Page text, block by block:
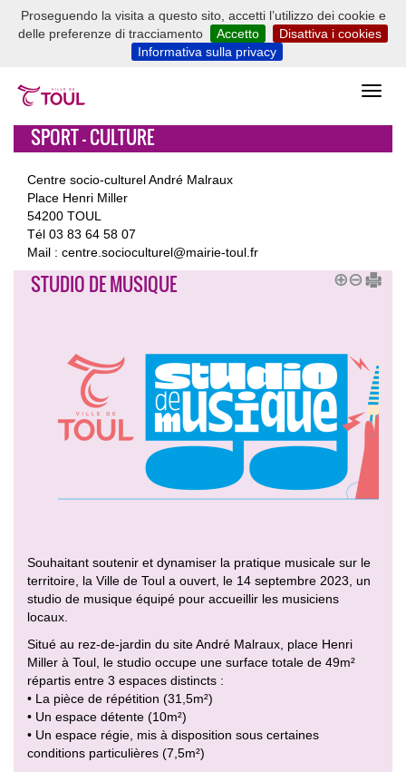
Proseguendo la visita a questo sito, accetti l’utilizzo dei cookie e
delle preferenze di tracciamento
Accetto
Disattiva i cookies
Informativa sulla privacy
SPORT - CULTURE
Centre socio-culturel André Malraux
Place Henri Miller
54200 TOUL
Tél 03 83 64 58 07
Mail : centre.socioculturel@mairie-toul.fr
STUDIO DE MUSIQUE
Souhaitant soutenir et dynamiser la pratique musicale sur le
territoire, la Ville de Toul a ouvert, le 14 septembre 2023, un
studio de musique équipé pour accueillir les musiciens
locaux.
Situé au rez-de-jardin du site André Malraux, place Henri
Miller à Toul, le studio occupe une surface totale de 49m²
répartis entre 3 espaces distincts :
• La pièce de répétition (31,5m²)
• Un espace détente (10m²)
• Un espace régie, mis à disposition sous certaines
conditions particulières (7,5m²)